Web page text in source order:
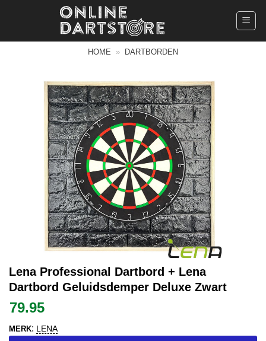
HOME » DARTBORDEN
Lena Professional Dartbord + Lena
Dartbord Geluidsdemper Deluxe Zwart
79.95
MERK: LENA